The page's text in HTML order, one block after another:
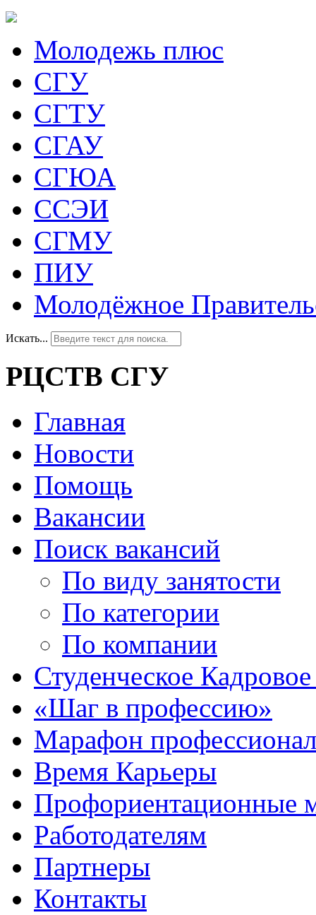
Молодежь плюс
СГУ
СГТУ
СГАУ
СГЮА
ССЭИ
СГМУ
ПИУ
Молодёжное
Искать...
РЦСТВ СГУ
Главная
Новости
Помощь
Вакансии
Поиск вакансий
По виду занятости
По категории
По компании
Студенческое Кадровое
«Шаг в профессию»
Марафон
Время Карьеры
Профориентационные
Работодателям
Партнеры
Контакты